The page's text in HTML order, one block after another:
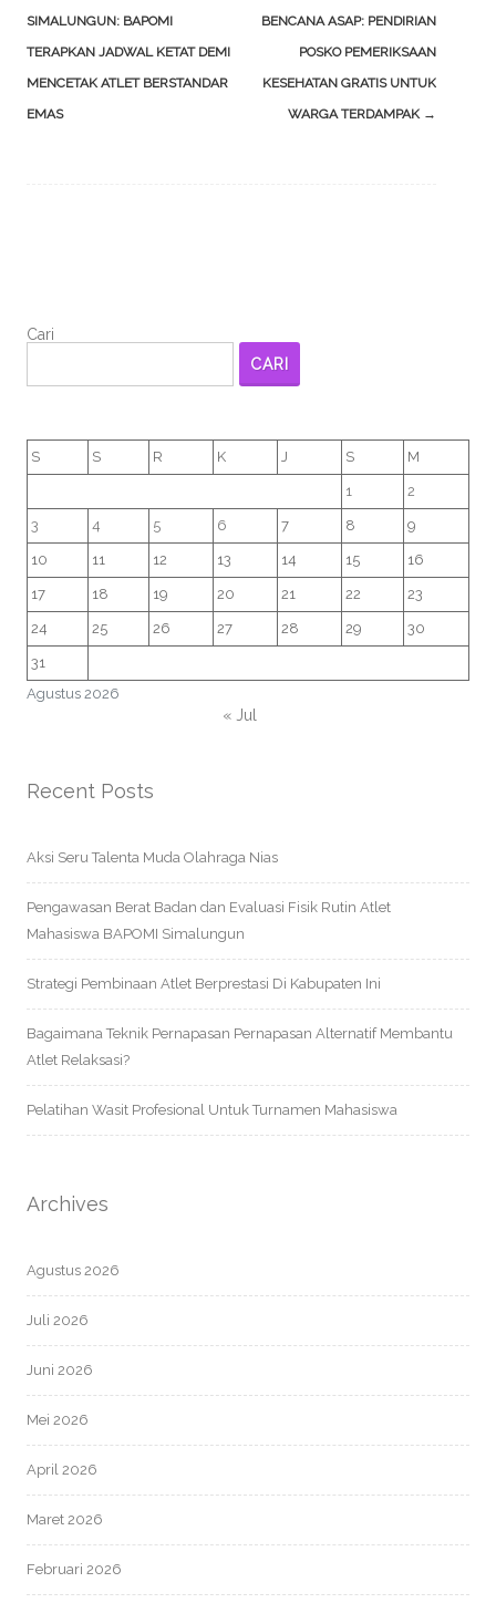
navigation
SIMALUNGUN: BAPOMI
TERAPKAN JADWAL KETAT DEMI
MENCETAK ATLET BERSTANDAR
EMAS
BENCANA ASAP: PENDIRIAN
POSKO PEMERIKSAAN
KESEHATAN GRATIS UNTUK
WARGA TERDAMPAK →
Cari
CARI
Agustus 2026
S S R K J S M
1 2
3 4 5 6 7 8 9
10 11 12 13 14 15 16
17 18 19 20 21 22 23
24 25 26 27 28 29 30
31
« Jul
Recent Posts
Aksi Seru Talenta Muda Olahraga Nias
Pengawasan Berat Badan dan Evaluasi Fisik Rutin Atlet
Mahasiswa BAPOMI Simalungun
Strategi Pembinaan Atlet Berprestasi Di Kabupaten Ini
Bagaimana Teknik Pernapasan Pernapasan Alternatif Membantu
Atlet Relaksasi?
Pelatihan Wasit Profesional Untuk Turnamen Mahasiswa
Archives
Agustus 2026
Juli 2026
Juni 2026
Mei 2026
April 2026
Maret 2026
Februari 2026